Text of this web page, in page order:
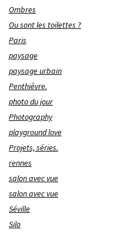
Ombres
Ou sont les toilettes ?
Paris
paysage
paysage urbain
Penthièvre.
photo du jour
Photography
playground love
Projets, séries.
rennes
salon avec vue
salon avec vue
Séville
Silo